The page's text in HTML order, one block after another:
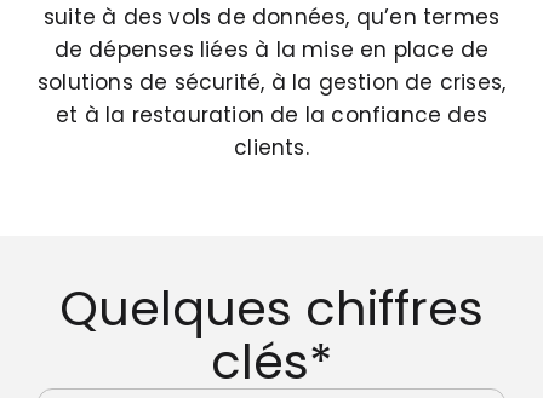
suite à des vols de données, qu’en termes
de dépenses liées à la mise en place de
solutions de sécurité, à la gestion de crises,
et à la restauration de la confiance des
clients.
Quelques chiffres
clés*